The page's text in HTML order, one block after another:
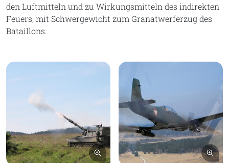
den Luftmitteln und zu Wirkungsmitteln des indirekten
Feuers, mit Schwergewicht zum Granatwerferzug des
Bataillons.
Bild vergrößern